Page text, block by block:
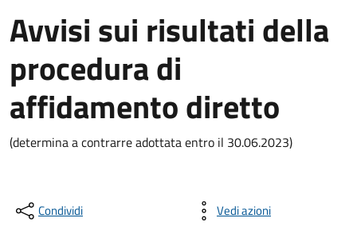
Avvisi sui risultati della
procedura di
affidamento diretto
(determina a contrarre adottata entro il 30.06.2023)
Condividi Vedi azioni